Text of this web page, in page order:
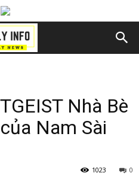
Nhà Bè
Nam Sài
0
1023